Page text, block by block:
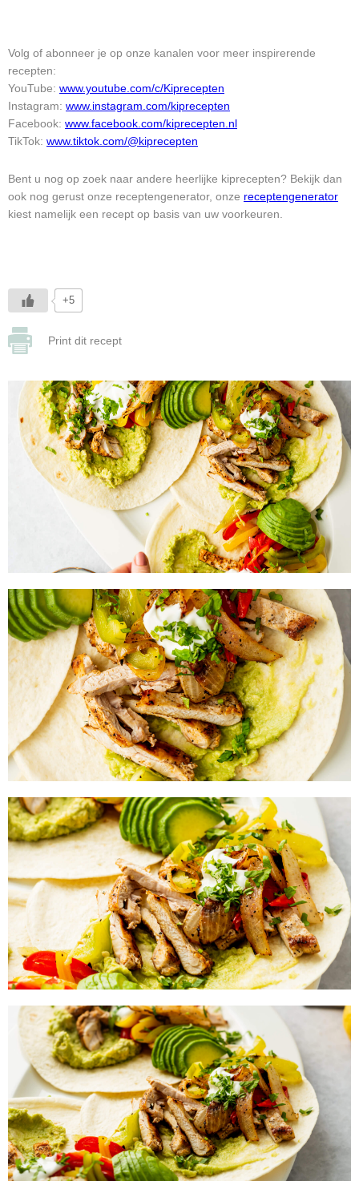
Volg of abonneer je op onze kanalen voor meer inspirerende
recepten:
YouTube: www.youtube.com/c/Kiprecepten
Instagram: www.instagram.com/kiprecepten
Facebook: www.facebook.com/kiprecepten.nl
TikTok: www.tiktok.com/@kiprecepten
Bent u nog op zoek naar andere heerlijke kiprecepten? Bekijk dan
ook nog gerust onze receptengenerator, onze receptengenerator
kiest namelijk een recept op basis van uw voorkeuren.
+5
Print dit recept